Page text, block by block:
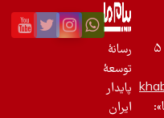
رسانۀ
توسعۀ
پایدار
ایران